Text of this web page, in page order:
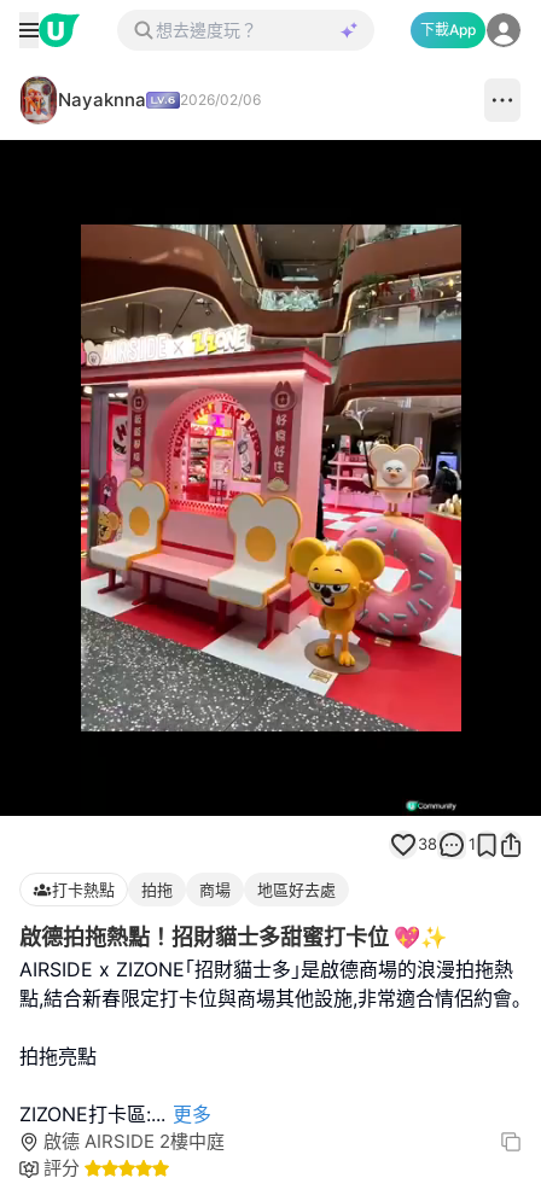
下載App
Nayaknna 2026/02/06
100.00%
38 1
打卡熱點 拍拖 商場 地區好去處
啟德拍拖熱點！招財貓士多甜蜜打卡位 💖✨
AIRSIDE x ZIZONE｢招財貓士多｣是啟德商場的浪漫拍拖熱
點,結合新春限定打卡位與商場其他設施,非常適合情侶約會｡
拍拖亮點
ZIZONE打卡區:... 更多
啟德 AIRSIDE 2樓中庭
評分